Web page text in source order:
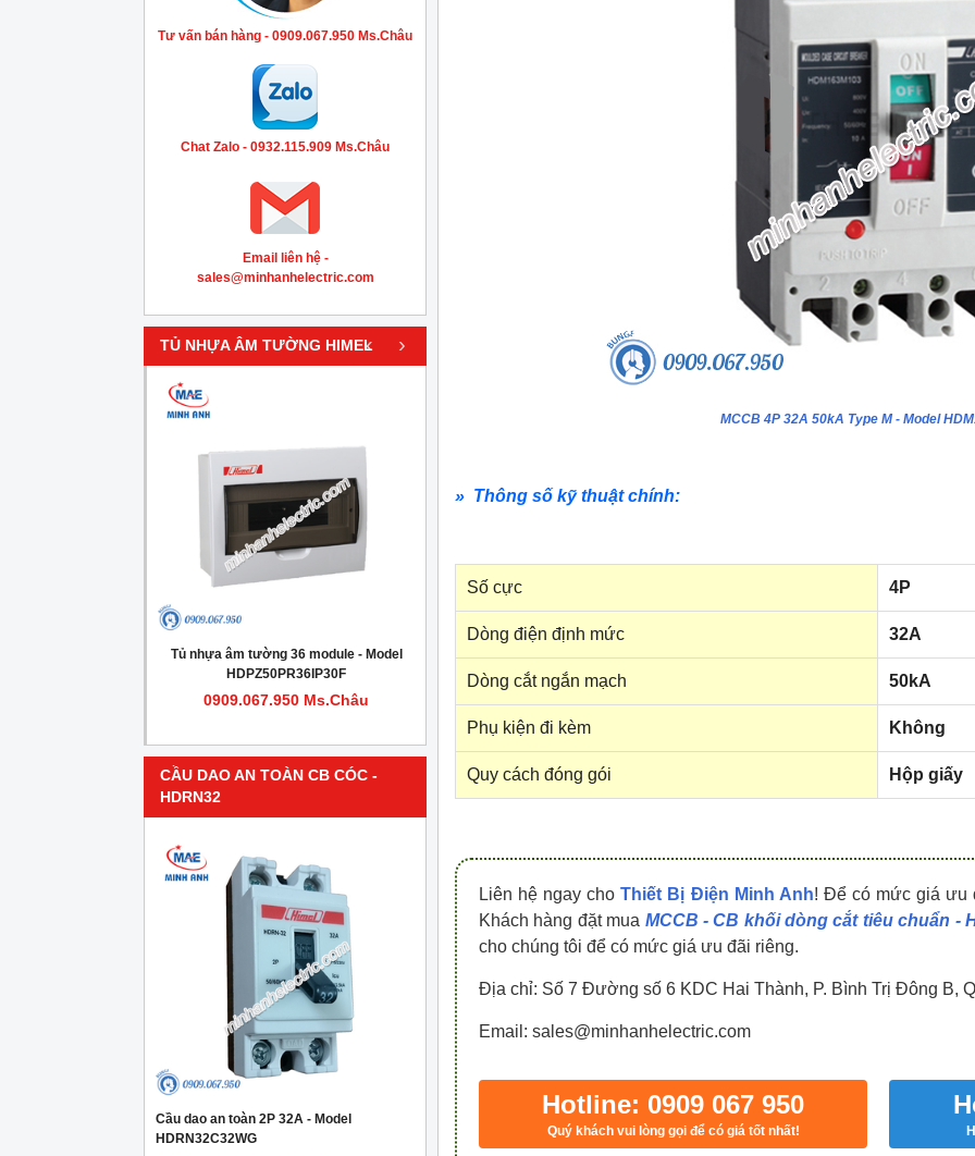
Tư vấn bán hàng - 0909.067.950 Ms.Châu
Chat Zalo - 0932.115.909 Ms.Châu
Email liên hệ -
sales@minhanhelectric.com
TỦ NHỰA ÂM TƯỜNG HIMEL
Tủ nhựa âm tường 36 module - Model
HDPZ50PR36IP30F
0909.067.950 Ms.Châu
Tủ nhựa âm tường 24 module - Model
HDPZ50PR24IP30F
0909.067.950 Ms.Châu
Tủ nhựa âm tường 18 module - Model
HDPZ50PR18IP30F
0909.067.950 Ms.Châu
‹ ›
CẦU DAO AN TOÀN CB CÓC -
HDRN32
Cầu dao an toàn 2P 32A - Model
HDRN32C32WG
MCCB 4P 32A 50kA Type M - Model
» Thông số kỹ thuật chính:
Số cực 4P
Dòng điện định mức 32A
Dòng cắt ngắn mạch 50kA
Phụ kiện đi kèm Không
Quy cách đóng gói Hộp giấy
Liên hệ ngay choThiết Bị Điện Minh Anh! Để có mức giá ưu
Khách hàng đặt mua MCCB - CB khối dòng cắt tiêu chuẩn -
cho chúng tôi để có mức giá ưu đãi riêng.
Địa chỉ: Số 7 Đường số 6 KDC Hai Thành, P. Bình Trị Đông B,
Email: sales@minhanhelectric.com
Hotline: 0909 067 950
Quý khách vui lòng gọi để có giá tốt nhất!